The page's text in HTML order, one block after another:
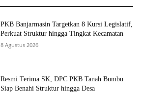
PKB Banjarmasin Targetkan 8 Kursi Legislatif,
Perkuat Struktur hingga Tingkat Kecamatan
8 Agustus 2026
Resmi Terima SK, DPC PKB Tanah Bumbu
Siap Benahi Struktur hingga Desa